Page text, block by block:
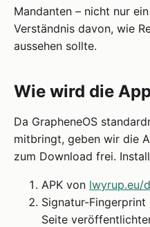
Mandanten – nicht nur
Verständnis davon, wie
aussehen sollte.
Wie wird die
Da GrapheneOS
mitbringt, geben wir die
zum Download frei.
APK von lwyrup.eu/
Signatur-
Seite